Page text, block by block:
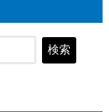
検索